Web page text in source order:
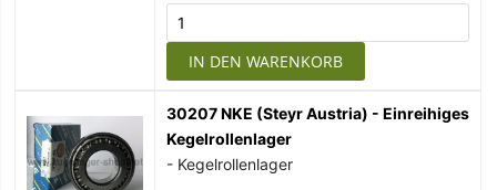
IN DEN WARENKORB
30207 NKE (Steyr Austria) - Einreihiges
Kegelrollenlager
- Kegelrollenlager